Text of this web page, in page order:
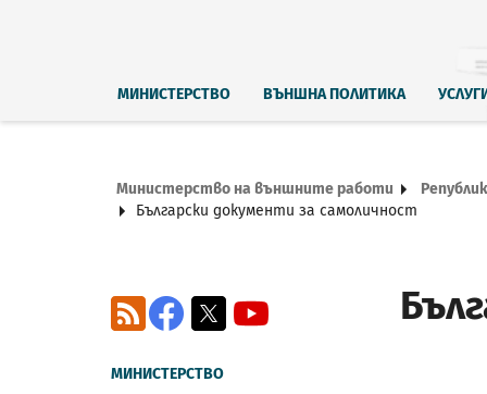
МИНИСТЕРСТВО ВЪНШНА ПОЛИТИКА
Министерство на външните работи
Български документи за самоличност
Facebook
X
RSS
МИНИСТЕРСТВО